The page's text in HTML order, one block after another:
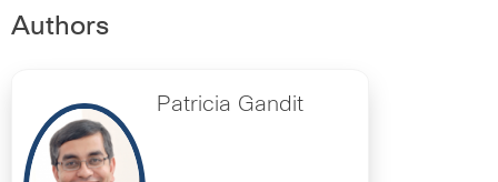
Authors
Patricia Gandit